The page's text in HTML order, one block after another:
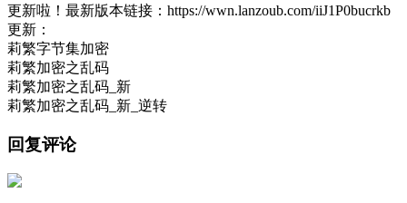
更新啦！最新版本链接：https://wwn.lanzoub.com/iiJ1P0bucrkb
更新：
莉繁字节集加密
莉繁加密之乱码
莉繁加密之乱码_新
莉繁加密之乱码_新_逆转
回复评论